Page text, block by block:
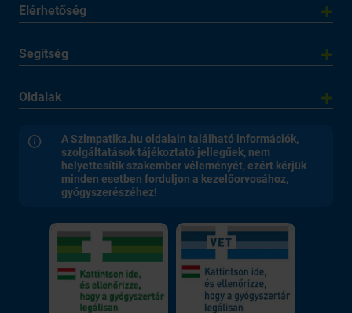
Elérhetőség
Segítség
Oldalak
A Szimpatika.hu oldalain található információk,
szolgáltatások tájékoztató jellegűek, nem
helyettesítik szakember véleményét, ezért kérjük
minden esetben forduljon a kezelőorvosához,
gyógyszerészéhez!